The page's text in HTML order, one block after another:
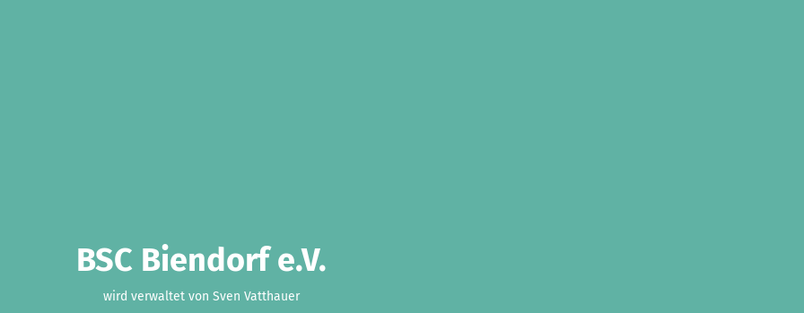
BSC Biendorf e.V.
wird verwaltet von Sven Vatthauer